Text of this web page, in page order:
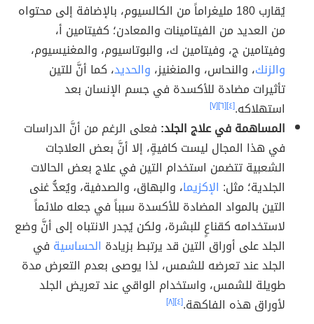
يُقارب 180 مليغراماً من الكالسيوم، بالإضافة إلى محتواه
من العديد من الفيتامينات والمعادن؛ كفيتامين أ،
وفيتامين ج، وفيتامين ك، والبوتاسيوم، والمغنيسيوم،
والزنك، والنحاس، والمنغنيز، والحديد، كما أنَّ للتين
تأثيرات مضادة للأكسدة في جسم الإنسان بعد
استهلاكه.[٤] [٦] [٧]
المساهمة في علاج الجلد: فعلى الرغم من أنَّ الدراسات
في هذا المجال ليست كافيةٍ، إلا أنَّ بعض العلاجات
الشعبية تتضمن استخدام التين في علاج بعض الحالات
الجلدية؛ مثل: الإكزيما، والبهاق، والصدفية، ويُعدُّ غنى
التين بالمواد المضادة للأكسدة سبباً في جعله ملائماً
لاستخدامه كقناعٍ للبشرة، ولكن يُجدر الانتباه إلى أنَّ وضع
الجلد على أوراق التين قد يرتبط بزيادة الحساسية في
الجلد عند تعرضه للشمس، لذا يوصى بعدم التعرض مدة
طويلة للشمس، واستخدام الواقي عند تعريض الجلد
لأوراق هذه الفاكهة.[٤] [٨]